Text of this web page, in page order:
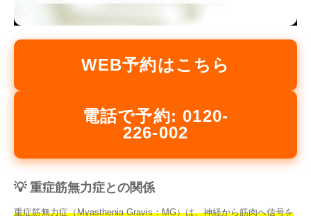
WEB予約はこちら
電話で予約: 0120-
226-002
💡 重症筋無力症との関係
重症筋無力症（Myasthenia Gravis：MG）は、神経から筋肉へ信号を